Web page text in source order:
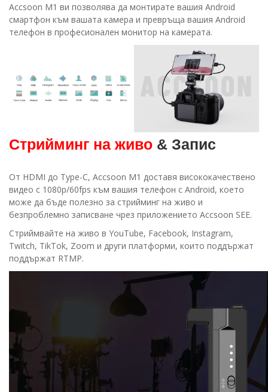
Accsoon M1 ви позволява да монтирате вашия Android
смартфон към вашата камера и превръща вашия Android
телефон в професионален монитор на камерата.
Стрийминг на живо & Запис
От HDMI до Type-C, Accsoon M1 доставя висококачествено
видео с 1080p/60fps към вашия телефон с Android, което
може да бъде полезно за стрийминг на живо и
безпроблемно записване чрез приложението Accsoon SEE.
Стриймвайте на живо в YouTube, Facebook, Instagram,
Twitch, TikTok, Zoom и други платформи, които поддържат
поддържат RTMP.